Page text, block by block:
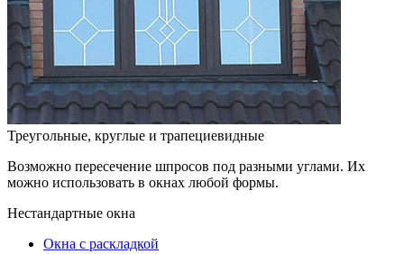
Треугольные, круглые и трапециевидные
Возможно пересечение шпросов под разными углами. Их
можно использовать в окнах любой формы.
Нестандартные окна
Окна с раскладкой